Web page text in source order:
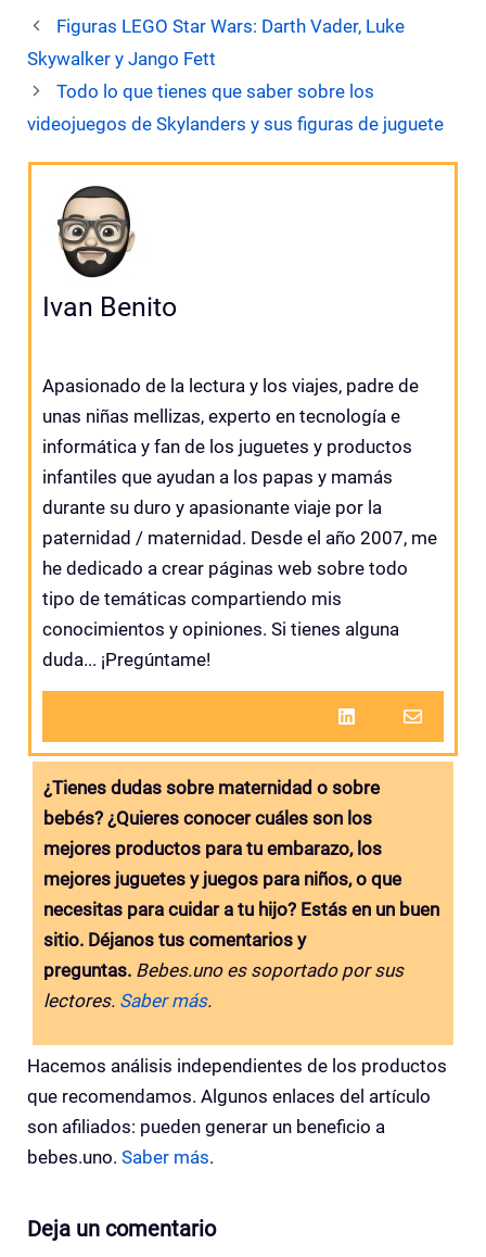
Figuras LEGO Star Wars: Darth Vader, Luke
Skywalker y Jango Fett
Todo lo que tienes que saber sobre los
videojuegos de Skylanders y sus figuras de juguete
Ivan Benito
Apasionado de la lectura y los viajes, padre de
unas niñas mellizas, experto en tecnología e
informática y fan de los juguetes y productos
infantiles que ayudan a los papas y mamás
durante su duro y apasionante viaje por la
paternidad / maternidad. Desde el año 2007, me
he dedicado a crear páginas web sobre todo
tipo de temáticas compartiendo mis
conocimientos y opiniones. Si tienes alguna
duda... ¡Pregúntame!
¿Tienes dudas sobre maternidad o sobre
bebés? ¿Quieres conocer cuáles son los
mejores productos para tu embarazo, los
mejores juguetes y juegos para niños, o que
necesitas para cuidar a tu hijo? Estás en un buen
sitio. Déjanos tus comentarios y
preguntas. Bebes.uno es soportado por sus
lectores. Saber más.
Hacemos análisis independientes de los productos
que recomendamos. Algunos enlaces del artículo
son afiliados: pueden generar un beneficio a
bebes.uno. Saber más.
Deja un comentario